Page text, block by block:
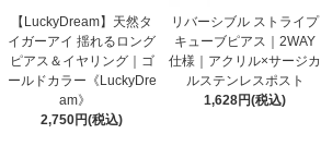
【LuckyDream】天然タ
イガーアイ 揺れるロング
ピアス＆イヤリング｜ゴ
ールドカラー《LuckyDre
am》
2,750円(税込)
リバーシブル ストライプ
キューブピアス｜2WAY
仕様｜アクリル×サージカ
ルステンレスポスト
1,628円(税込)